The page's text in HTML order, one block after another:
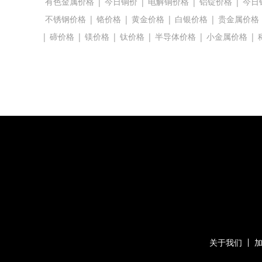
不锈钢价格 | 铬价格 | 黄金价格 | 白银价格 | 贵金属价格
| 碲价格 | 镁价格 | 钛价格 | 半导体价格 | 小金属价格 |
关于我们